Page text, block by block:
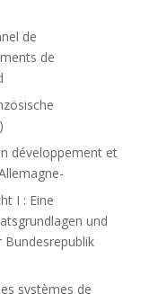
de
de
développement et
I : Eine
und
systèmes de